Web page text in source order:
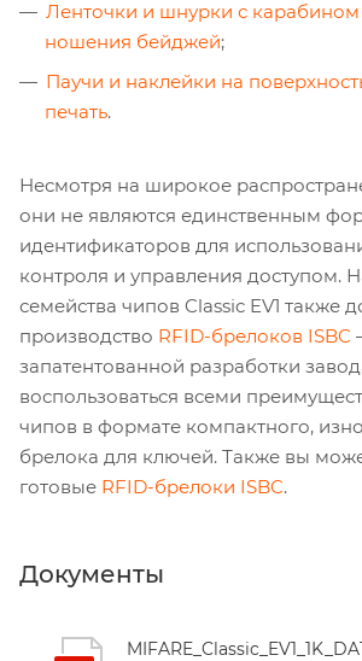
Ленточки и шнурки с
ношения бейджей;
Паучи и наклейки на
печать.
Несмотря на широкое
они не являются единственным
идентификаторов для
контроля и управления доступом.
семейства чипов Classic EV1 также
производство RFID-брелоков ISBC
запатентованной разработки
воспользоваться всеми
чипов в формате компактного,
брелока для ключей. Также вы
готовые RFID-брелоки ISBC.
Документы